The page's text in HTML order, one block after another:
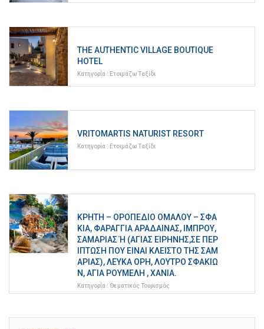
THE AUTHENTIC VILLAGE BOUTIQUE
HOTEL
Κατηγορία : Ετοιμάζω Ταξίδι
VRITOMARTIS NATURIST RESORT
Κατηγορία : Ετοιμάζω Ταξίδι
ΚΡΉΤΗ – ΟΡΟΠΈΔΙΟ ΟΜΑΛΟΎ – ΣΦΑ
ΚΙΆ, ΦΑΡΆΓΓΙΑ ΑΡΆΔΑΙΝΑΣ, ΊΜΠΡΟΥ,
ΣΑΜΑΡΙΆΣ Ή (ΑΓΊΑΣ ΕΙΡΉΝΗΣ,ΣΕ ΠΕΡΊ
ΠΤΩΣΗ ΠΟΥ ΕΊΝΑΙ ΚΛΕΙΣΤΌ ΤΗΣ ΣΑΜΑ
ΡΙΑΣ), ΛΕΥΚΆ ΌΡΗ, ΛΟΥΤΡΌ ΣΦΑΚΊΩΝ
, ΑΓΊΑ ΡΟΥΜΈΛΗ , ΧΑΝΙΆ.
Κατηγορία : Θεματικός Τουρισμός